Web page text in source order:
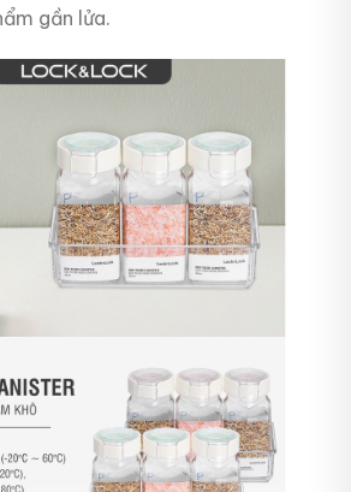
gần lửa.